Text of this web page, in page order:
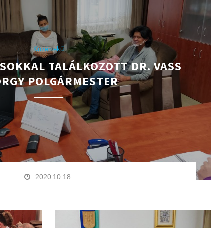
Közérdekű
TALÁLKOZOTT DR. VASS
POLGÁRMESTER
2020.10.18.